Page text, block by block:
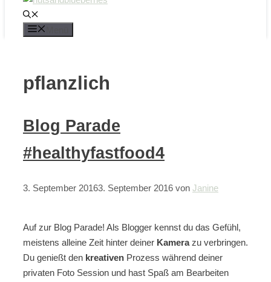
pflanzlich
Blog Parade
#healthyfastfood4
3. September 20163. September 2016 von Janine
Auf zur Blog Parade! Als Blogger kennst du das Gefühl,
meistens alleine Zeit hinter deiner Kamerazu verbringen.
Du genießt den kreativen Prozess während deiner
privaten Foto Session und hast Spaß am Bearbeiten